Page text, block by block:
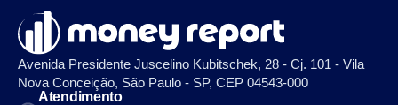
Avenida Presidente Juscelino Kubitschek, 28 - Cj. 101 - Vila
Nova Conceição, São Paulo - SP, CEP 04543-000
Atendimento